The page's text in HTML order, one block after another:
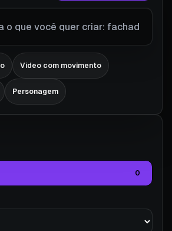
Vídeo com movimento
Personagem
0